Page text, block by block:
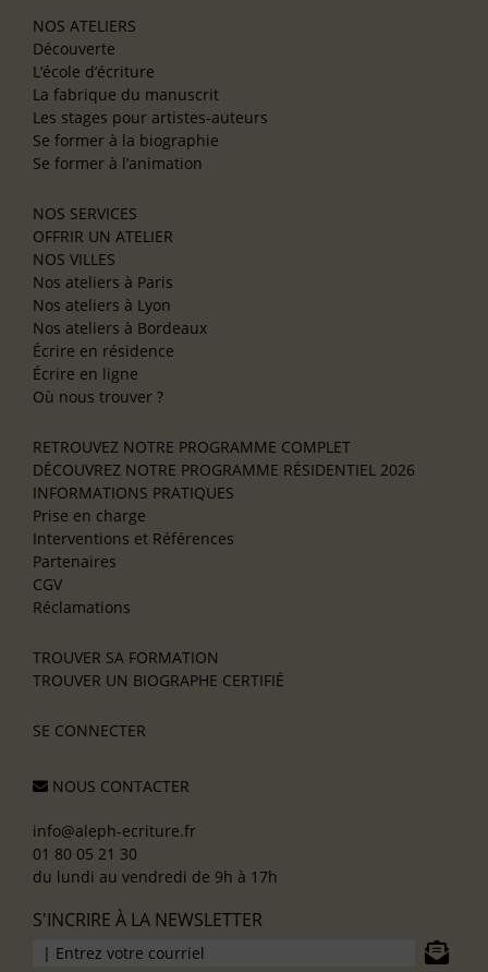
NOS ATELIERS
Découverte
L’école d’écriture
La fabrique du manuscrit
Les stages pour artistes-auteurs
Se former à la biographie
Se former à l’animation
NOS SERVICES
OFFRIR UN ATELIER
NOS VILLES
Nos ateliers à Paris
Nos ateliers à Lyon
Nos ateliers à Bordeaux
Écrire en résidence
Écrire en ligne
Où nous trouver ?
RETROUVEZ NOTRE PROGRAMME COMPLET
DÉCOUVREZ NOTRE PROGRAMME RÉSIDENTIEL 2026
INFORMATIONS PRATIQUES
Prise en charge
Interventions et Références
Partenaires
CGV
Réclamations
TROUVER SA FORMATION
TROUVER UN BIOGRAPHE CERTIFIÉ
SE CONNECTER
NOUS CONTACTER
info@aleph-ecriture.fr
01 80 05 21 30
du lundi au vendredi de 9h à 17h
S'INCRIRE À LA NEWSLETTER